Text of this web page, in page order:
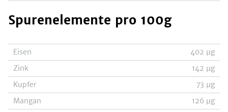
Spurenelemente pro 100g
Eisen 402 µg
Zink
142 µg
Kupfer
73 µg
Mangan
126 µg